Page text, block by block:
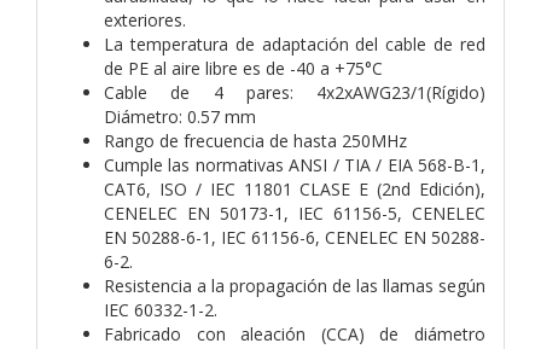
exteriores.
La temperatura de adaptación del cable de red
de PE al aire libre es de -40 a +75°C
Cable de 4 pares: 4x2xAWG23/1(Rígido)
Diámetro: 0.57 mm
Rango de frecuencia de hasta 250MHz
Cumple las normativas ANSI / TIA / EIA 568-B-1,
CAT6, ISO / IEC 11801 CLASE E (2nd Edición),
CENELEC EN 50173-1, IEC 61156-5, CENELEC
EN 50288-6-1, IEC 61156-6, CENELEC EN 50288-
6-2.
Resistencia a la propagación de las llamas según
IEC 60332-1-2.
Fabricado con aleación (CCA) de diámetro